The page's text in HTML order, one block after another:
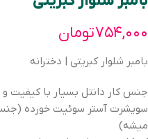
۷۵۴,۰۰۰تومان
بامبر شلوار کبریتی | دخترانه
جنس کار دانتل بسیار با کیفیت و
سویشرت آستر سوئیت خورده
میشه)